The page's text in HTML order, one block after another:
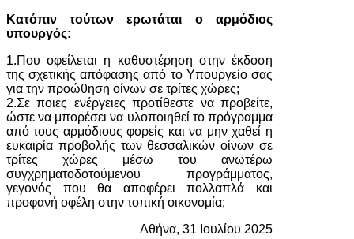
Κατόπιν τούτων ερωτάται ο αρμόδιος
υπουργός:
1.Που οφείλεται η καθυστέρηση στην έκδοση
της σχετικής απόφασης από το Υπουργείο σας
για την προώθηση οίνων σε τρίτες χώρες;
2.Σε ποιες ενέργειες προτίθεστε να προβείτε,
ώστε να μπορέσει να υλοποιηθεί το πρόγραμμα
από τους αρμόδιους φορείς και να μην χαθεί η
ευκαιρία προβολής των θεσσαλικών οίνων σε
τρίτες χώρες μέσω του ανωτέρω
συγχρηματοδοτούμενου προγράμματος,
γεγονός που θα αποφέρει πολλαπλά και
προφανή οφέλη στην τοπική οικονομία;
Αθήνα, 31 Ιουλίου 2025